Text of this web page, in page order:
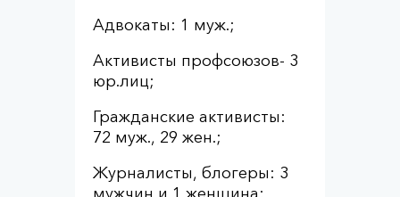
Адвокаты: 1 муж.;
Активисты профсоюзов- 3
юр.лиц;
Гражданские активисты:
72 муж., 29 жен.;
Журналисты, блогеры: 3